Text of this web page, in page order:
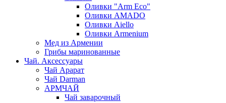
Оливки "Arm Eco"
Оливки AMADO
Оливки Aiello
Оливки Armenium
Мед из Армении
Грибы маринованные
Чай. Аксессуары
Чай Арарат
Чай Darman
АРМЧАЙ
Чай заварочный